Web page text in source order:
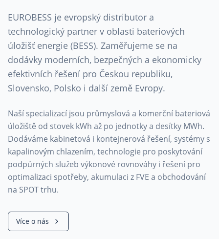
EUROBESS je evropský distributor a
technologický partner v oblasti bateriových
úložišť energie (BESS). Zaměřujeme se na
dodávky moderních, bezpečných a ekonomicky
efektivních řešení pro Českou republiku,
Slovensko, Polsko i další země Evropy.
Naší specializací jsou průmyslová a komerční bateriová
úložiště od stovek kWh až po jednotky a desítky MWh.
Dodáváme kabinetová i kontejnerová řešení, systémy s
kapalinovým chlazením, technologie pro poskytování
podpůrných služeb výkonové rovnováhy i řešení pro
optimalizaci spotřeby, akumulaci z FVE a obchodování
na SPOT trhu.
Více o nás